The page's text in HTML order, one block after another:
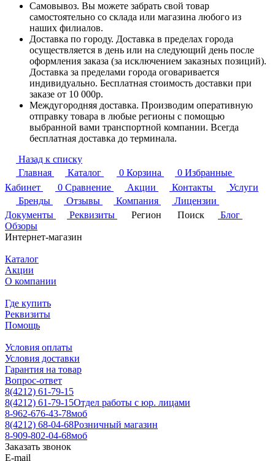
Самовывоз. Вы можете забрать свой товар
самостоятельно со склада или магазина любого из
наших филиалов.
Доставка по городу. Доставка в пределах города
осуществляется в день или на следующий день после
оформления заказа (за исключением заказных позиций).
Доставка за пределами города оговаривается
индивидуально. Бесплатная стоимость доставки при
заказе от 10 000р.
Междугородняя доставка. Производим оперативную
отправку товара в любые регионы с помощью
выбранной вами транспортной компании. Всегда
бесплатная доставка до терминала.
Назад к списку
Главная
Каталог 0 Корзина 0 Избранные
Кабинет
0 Сравнение Акции Контакты
Услуги
Бренды
Отзывы Компания
Лицензии
Документы
Реквизиты Регион Поиск
Блог
Обзоры
Интернет-магазин
Каталог
Акции
О компании
Где купить
Реквизиты
Помощь
Условия оплаты
Условия доставки
Гарантия на товар
Вопрос-ответ
8(4212) 61-79-15
8(4212) 61-79-15Отдел работы с юр. лицами
8-962-676-43-78моб
8(4212) 68-04-68Розничный магазин
8-909-802-04-68моб
Заказать звонок
E-mail